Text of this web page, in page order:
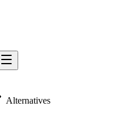
Alternatives